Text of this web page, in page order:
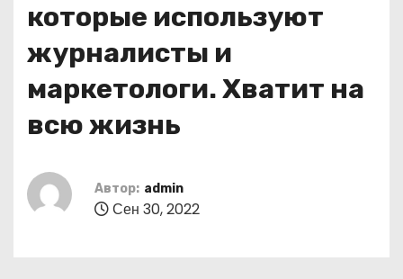
которые используют
журналисты и
маркетологи. Хватит на
всю жизнь
Автор: admin
Сен 30, 2022